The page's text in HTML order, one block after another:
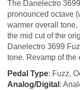
The Danelectro
pronounced octave
warmer overall
the mid cut of the
Danelectro 3699
tone. Revamp of the
Pedal Type: Fuzz,
Analog/Digital :